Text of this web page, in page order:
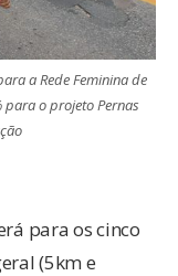
a Rede Feminina de
para o projeto Pernas
para os cinco
(5km e